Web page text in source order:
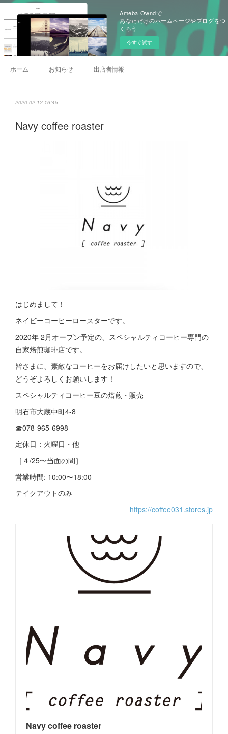
Ameba Owndで
あなただけのホームページやブログをつ
くろう
今すぐ試す
ホーム お知らせ 出店者情報
2020.02.12 16:45
Navy coffee roaster
はじめまして！
ネイビーコーヒーロースターです。
2020年 2月オープン予定の、スペシャルティコーヒー専門の
自家焙煎珈琲店です。
皆さまに、素敵なコーヒーをお届けしたいと思いますので、
どうぞよろしくお願いします！
スペシャルティコーヒー豆の焙煎・販売
明石市大蔵中町4-8
☎︎078-965-6998
定休日：火曜日・他
［４/25〜当面の間］
営業時間: 10:00〜18:00
テイクアウトのみ
https://coffee031.stores.jp
Navy coffee roaster